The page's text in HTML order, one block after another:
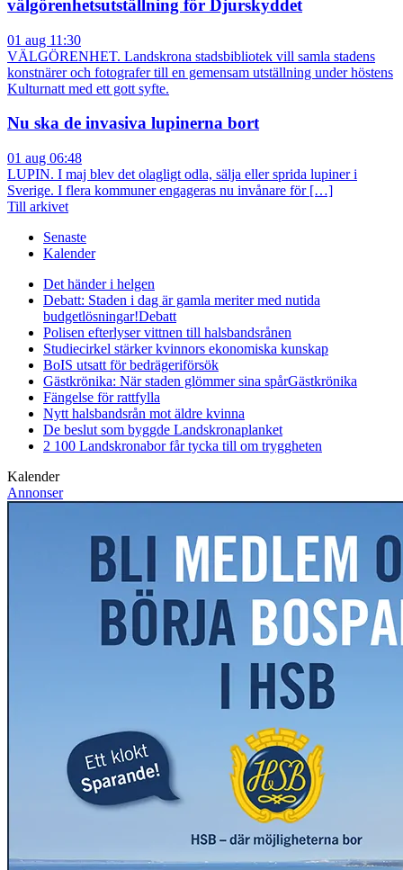
välgörenhetsutställning för Djurskyddet
01 aug 11:30
VÄLGÖRENHET. Landskrona stadsbibliotek vill samla stadens
konstnärer och fotografer till en gemensam utställning under höstens
Kulturnatt med ett gott syfte.
Nu ska de invasiva lupinerna bort
01 aug 06:48
LUPIN. I maj blev det olagligt odla, sälja eller sprida lupiner i
Sverige. I flera kommuner engageras nu invånare för […]
Till arkivet
Senaste
Kalender
Det händer i helgen
Debatt: Staden i dag är gamla meriter med nutida
budgetlösningar!Debatt
Polisen efterlyser vittnen till halsbandsrånen
Studiecirkel stärker kvinnors ekonomiska kunskap
BoIS utsatt för bedrägeriförsök
Gästkrönika: När staden glömmer sina spårGästkrönika
Fängelse för rattfylla
Nytt halsbandsrån mot äldre kvinna
De beslut som byggde Landskronaplanket
2 100 Landskronabor får tycka till om tryggheten
Kalender
Annonser